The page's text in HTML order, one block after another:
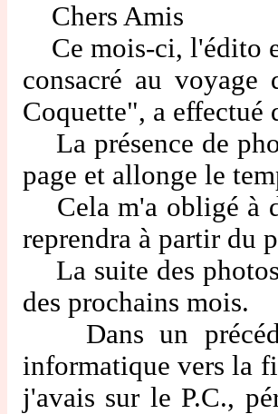
Chers Amis
Ce mois-ci, l'édito
consacré au
Coquette", a effectué
La présence de
page et allonge le
Cela m'a obligé à
reprendra à partir du
La suite des photos
des prochains mois.
Dans un
informatique vers la
j'avais sur le P.C.,